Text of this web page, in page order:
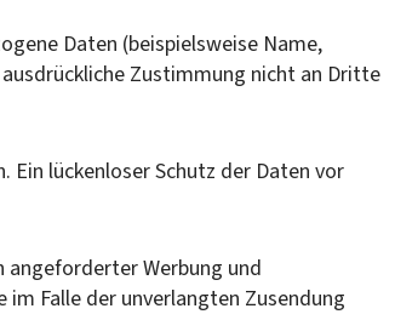
Daten (beispielsweise Name,
Zustimmung nicht an Dritte
lückenloser Schutz der Daten vor
Werbung und
Falle der unverlangten Zusendung